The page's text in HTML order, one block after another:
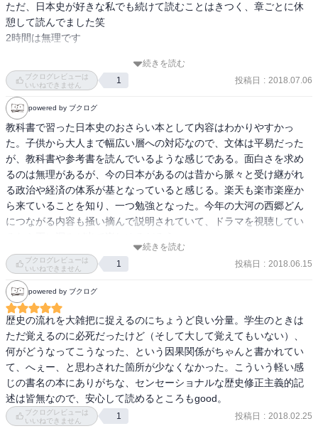
たのでは、天武天皇の思惑どおりだろう。本当に正しい歴史という
より、天武天皇にとって都合のいい歴史に違いないからだ。(P40)
「続日本紀」は正史ではあるが、藤原氏の権力下で編纂されたもの
だ。そのまま鵜呑みにしたら藤原氏の思うツボにはまってしまう。
(P50)
2カ所で言っているのだから、相当思い入れがあると思う。
史書というのは、当然ながらそのときの権力者が作らせるものなの
で、権力者に都合の良いことが書かれる(はず)。失脚させられたり、
滅ぼされた側の主張は記載されない。
現在は新聞やテレビだけではなくインターネットなどで、様々な角
度からの情報を入手できる時代。お医者さんでもセカンドオピニオ
ンと言うことが言われている様に何にしても複数の目線からの検証
を心がけたい。ただ、情報を入手しすぎて迷ってしまわない様に注
意したい。
3.デリケートな話題も
デリケートな話題も2カ所断言。
南京大虐殺
従軍慰安婦問題
ただ、日本史が好きな私でも続けて読むことはきつく、章ごとに休
憩して読んでました笑
2時間は無理です
載っていることは教科書の太字レベル。さらっと大まかな流れだけ
復習する時などに何度も読み直して使いました。受験期すごく役に
立ったので、後輩などにおすすめしてます。
受験期の学生、または社会人の方にぴったりだと思いました
続きを読む
ブクログレビューは
いいねできません
1 投稿日 : 2018.07.06
powered by ブクログ
教科書で習った日本史のおさらい本として内容はわかりやすかっ
た。子供から大人まで幅広い層への対応なので、文体は平易だった
が、教科書や参考書を読んでいるような感じである。面白さを求め
るのは無理があるが、今の日本があるのは昔から脈々と受け継がれ
る政治や経済の体系が基となっていると感じる。楽天も楽市楽座か
ら来ていることを知り、一つ勉強となった。今年の大河の西郷どん
につながる内容も掻い摘んで説明されていて、ドラマを視聴してい
続きを読む
ブクログレビューは
いいねできません
1 投稿日 : 2018.06.15
powered by ブクログ
歴史の流れを大雑把に捉えるのにちょうど良い分量。学生のときは
ただ覚えるのに必死だったけど（そして大して覚えてもいない）、
何がどうなってこうなった、という因果関係がちゃんと書かれてい
て、へぇー、と思わされた箇所が少なくなかった。こういう軽い感
じの書名の本にありがちな、センセーショナルな歴史修正主義的記
述は皆無なので、安心して読めるところもgood。
ブクログレビューは
いいねできません
1 投稿日 : 2018.02.25